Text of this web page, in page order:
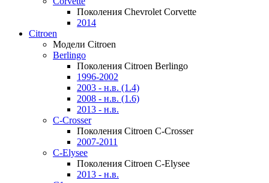
Поколения Chevrolet Corvette
2014
Citroen
Модели Citroen
Berlingo
Поколения Citroen Berlingo
1996-2002
2003 - н.в. (1.4)
2008 - н.в. (1.6)
2013 - н.в.
C-Crosser
Поколения Citroen C-Crosser
2007-2011
C-Elysee
Поколения Citroen C-Elysee
2013 - н.в.